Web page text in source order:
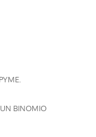
UN BINOMIO